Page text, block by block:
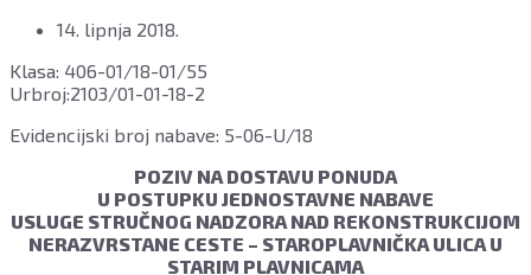
14. lipnja 2018.
Klasa: 406-01/18-01/55
Urbroj:2103/01-01-18-2
Evidencijski broj nabave: 5-06-U/18
POZIV NA DOSTAVU PONUDA
U POSTUPKU JEDNOSTAVNE NABAVE
USLUGE STRUČNOG NADZORA NAD REKONSTRUKCIJOM
NERAZVRSTANE CESTE – STAROPLAVNIČKA ULICA U
STARIM PLAVNICAMA